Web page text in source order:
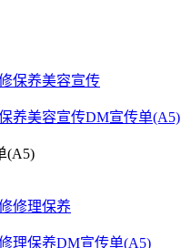
养美容宣传DM宣传单(A5)
(A5)
理保养DM宣传单(A5)